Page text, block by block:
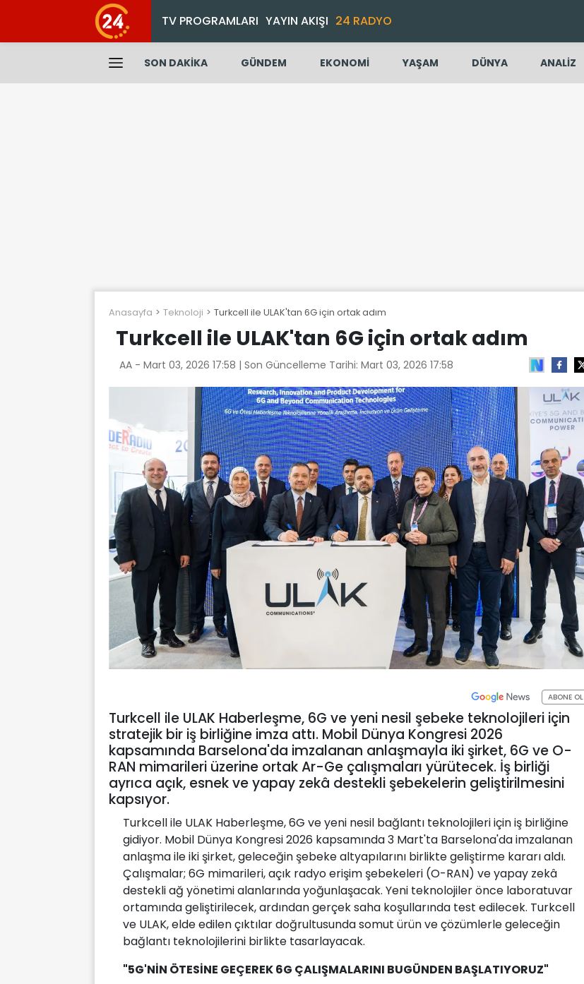
TV PROGRAMLARI YAYIN AKIŞI 24 RADYO
SON DAKİKA GÜNDEM EKONOMİ YAŞAM DÜNYA ANALİZ
Anasayfa Teknoloji Turkcell ile ULAK'tan 6G için ortak adım
Turkcell ile ULAK'tan 6G için ortak adım
AA - Mart 03, 2026 17:58 | Son Güncelleme Tarihi: Mart 03, 2026 17:58
ABONE OL
Turkcell ile ULAK Haberleşme, 6G ve yeni nesil şebeke teknolojileri için
stratejik bir iş birliğine imza attı. Mobil Dünya Kongresi 2026
kapsamında Barselona'da imzalanan anlaşmayla iki şirket, 6G ve O-
RAN mimarileri üzerine ortak Ar-Ge çalışmaları yürütecek. İş birliği
ayrıca açık, esnek ve yapay zekâ destekli şebekelerin geliştirilmesini
kapsıyor.
Turkcell ile ULAK Haberleşme, 6G ve yeni nesil bağlantı teknolojileri için iş birliğine
gidiyor. Mobil Dünya Kongresi 2026 kapsamında 3 Mart'ta Barselona'da imzalanan
anlaşma ile iki şirket, geleceğin şebeke altyapılarını birlikte geliştirme kararı aldı.
Çalışmalar; 6G mimarileri, açık radyo erişim şebekeleri (O-RAN) ve yapay zekâ
destekli ağ yönetimi alanlarında yoğunlaşacak. Yeni teknolojiler önce laboratuvar
ortamında geliştirilecek, ardından gerçek saha koşullarında test edilecek. Turkcell
ve ULAK, elde edilen çıktılar doğrultusunda somut ürün ve çözümlerle geleceğin
bağlantı teknolojilerini birlikte tasarlayacak.
"5G'NİN ÖTESİNE GEÇEREK 6G ÇALIŞMALARINI BUGÜNDEN BAŞLATIYORUZ"